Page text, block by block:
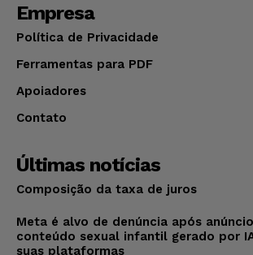
Empresa
Política de Privacidade
Ferramentas para PDF
Apoiadores
Contato
Últimas notícias
Composição da taxa de juros
Meta é alvo de denúncia após
conteúdo sexual infantil gerado por
suas plataformas